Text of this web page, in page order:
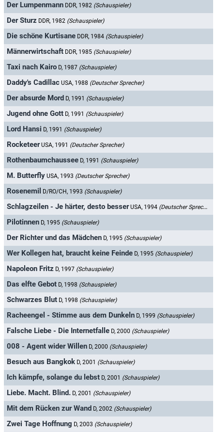
Der Lumpenmann DDR, 1982 (Schauspieler)
Der Sturz DDR, 1982 (Schauspieler)
Die schöne Kurtisane DDR, 1984 (Schauspieler)
Männerwirtschaft DDR, 1985 (Schauspieler)
Taxi nach Kairo D, 1987 (Schauspieler)
Daddy's Cadillac USA, 1988 (Deutscher Sprecher)
Der absurde Mord D, 1991 (Schauspieler)
Jugend ohne Gott D, 1991 (Schauspieler)
Lord Hansi D, 1991 (Schauspieler)
Rocketeer USA, 1991 (Deutscher Sprecher)
Rothenbaumchaussee D, 1991 (Schauspieler)
M. Butterfly USA, 1993 (Deutscher Sprecher)
Rosenemil D/RO/CH, 1993 (Schauspieler)
Schlagzeilen - Je härter, desto besser USA, 1994 (Deutscher Sprecher)
Pilotinnen D, 1995 (Schauspieler)
Der Richter und das Mädchen D, 1995 (Schauspieler)
Wer Kollegen hat, braucht keine Feinde D, 1995 (Schauspieler)
Napoleon Fritz D, 1997 (Schauspieler)
Das elfte Gebot D, 1998 (Schauspieler)
Schwarzes Blut D, 1998 (Schauspieler)
Racheengel - Stimme aus dem Dunkeln D, 1999 (Schauspieler)
Falsche Liebe - Die Internetfalle D, 2000 (Schauspieler)
008 - Agent wider Willen D, 2000 (Schauspieler)
Besuch aus Bangkok D, 2001 (Schauspieler)
Ich kämpfe, solange du lebst D, 2001 (Schauspieler)
Liebe. Macht. Blind. D, 2001 (Schauspieler)
Mit dem Rücken zur Wand D, 2002 (Schauspieler)
Zwei Tage Hoffnung D, 2003 (Schauspieler)